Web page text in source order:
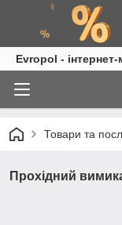
Evropol -
Товари та
Прохідний